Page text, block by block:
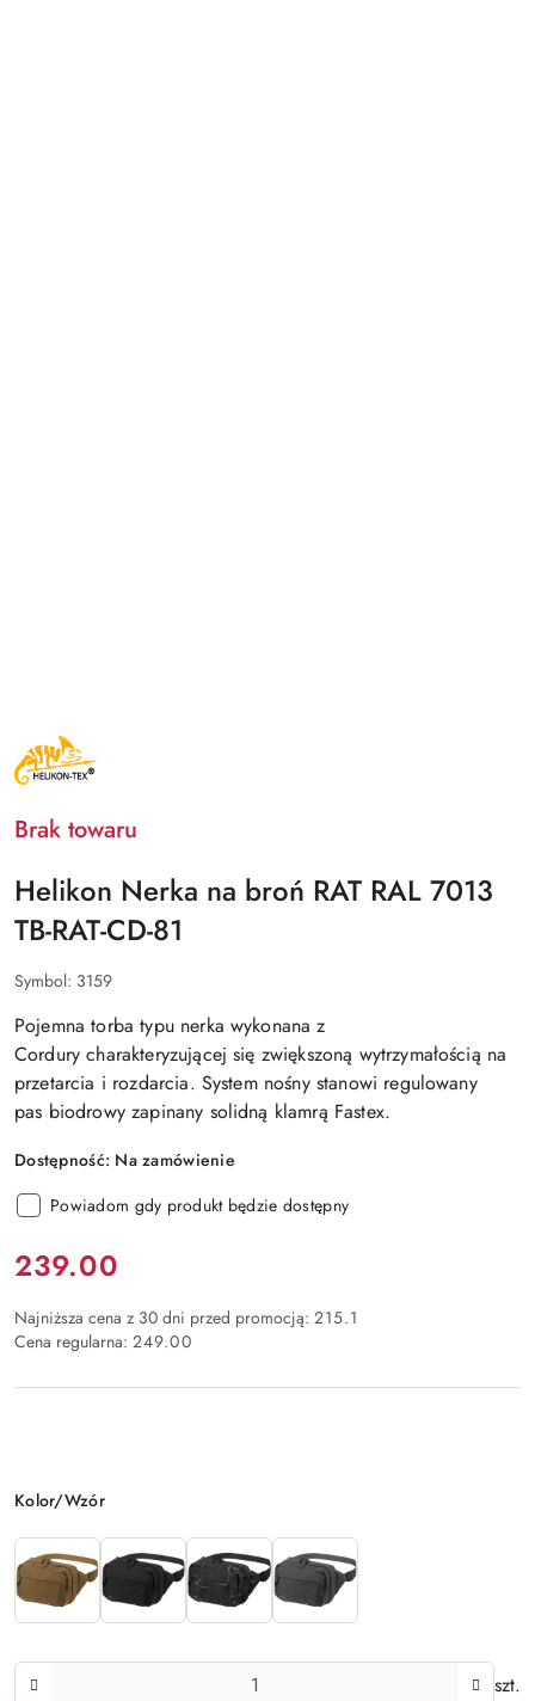
NAZWA
PRODUCENTA:
HELIKON
Brak towaru
Helikon Nerka na broń RAT RAL 7013
TB-RAT-CD-81
Symbol: 3159
Pojemna torba typu nerkawykonana z
Cordury charakteryzującej się zwiększoną wytrzymałością na
przetarcia i rozdarcia. System nośny stanowi regulowany
pas biodrowy zapinany solidną klamrą Fastex.
Dostępność: Na zamówienie
Powiadom gdy produkt będzie dostępny
Cena:
239.00
Najniższa cena z 30 dni przed promocją: 215.1
Cena regularna: 249.00
Wariant
Kolor/Wzór
Ilość
szt.